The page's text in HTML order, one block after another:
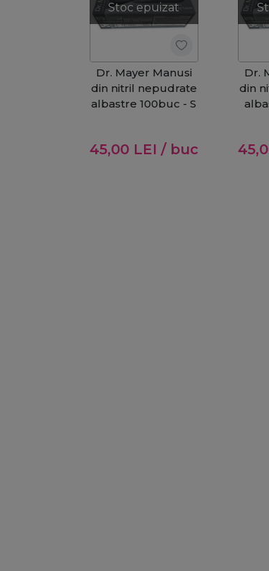
Stoc epuizat
Dr. Mayer Manusi
din nitril nepudrate
albastre 100buc - S
45,00 LEI / buc
Dr.
din